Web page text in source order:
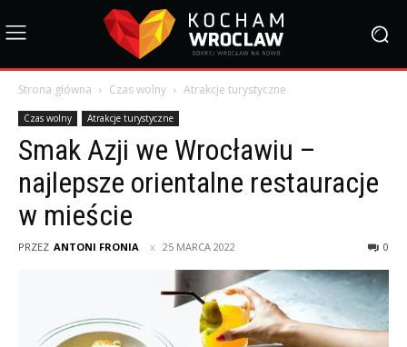
Strona główna Czas wolny Atrakcje turystyczne
Czas wolny Atrakcje turystyczne
Smak Azji we Wrocławiu –
najlepsze orientalne restauracje
w mieście
PRZEZ ANTONI FRONIA 25 MARCA 2022 0